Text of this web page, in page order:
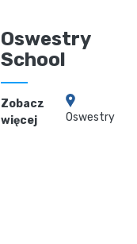
Oswestry
School
Zobacz
więcej
Oswestry